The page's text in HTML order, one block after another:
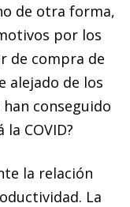
de otra forma,
por los
de compra de
alejado de los
conseguido
COVID?
la relación
La